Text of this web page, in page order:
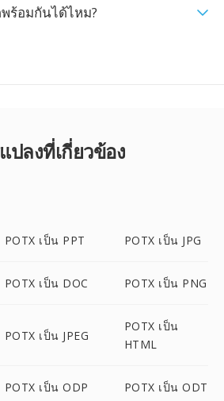
ร้อมกันได้ไหม?
ปลงที่เกี่ยวข้อง
POTX เป็น PPT POTX เป็น JPG
POTX เป็น DOC POTX เป็น PNG
POTX เป็น JPEG
POTX เป็น
HTML
POTX เป็น ODP POTX เป็น ODT